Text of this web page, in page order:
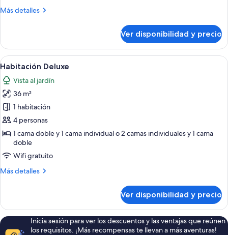
Más detalles
Más
superior
Ver disponibilidad y precio
Ver
todas
las
fotos
de
Habitación
Deluxe
Una habitación de hotel con una
3
Habitación Deluxe
Vista al jardín
36 m²
1 habitación
4 personas
1 cama doble y 1 cama individual o 2 camas individuales y 1 cama
doble
Wifi gratuito
Más detalles
Más
Deluxe
Ver disponibilidad y precio
Inicia sesión para ver los descuentos y las ventajas que reúnen
los requisitos. ¡Más recompensas te llevan a más aventuras!